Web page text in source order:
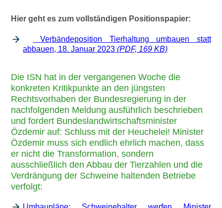
Hier geht es zum vollständigen Positionspapier:
Verbändeposition Tierhaltung umbauen statt
abbauen, 18. Januar 2023(PDF, 169 KB)
Die ISN hat in der vergangenen Woche die
konkreten Kritikpunkte an den jüngsten
Rechtsvorhaben der Bundesregierung in der
nachfolgenden Meldung ausführlich beschrieben
und fordert Bundeslandwirtschaftsminister
Özdemir auf: Schluss mit der Heuchelei! Minister
Özdemir muss sich endlich ehrlich machen, dass
er nicht die Transformation, sondern
ausschließlich den Abbau der Tierzahlen und die
Verdrängung der Schweine haltenden Betriebe
verfolgt: